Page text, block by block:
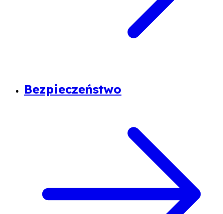
Bezpieczeństwo